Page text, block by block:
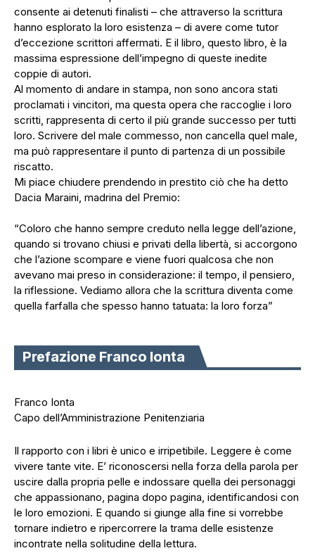
consente ai detenuti finalisti – che attraverso la scrittura
hanno esplorato la loro esistenza – di avere come tutor
d’eccezione scrittori affermati. E il libro, questo libro, è la
massima espressione dell’impegno di queste inedite
coppie di autori.
Al momento di andare in stampa, non sono ancora stati
proclamati i vincitori, ma questa opera che raccoglie i loro
scritti, rappresenta di certo il più grande successo per tutti
loro. Scrivere del male commesso, non cancella quel male,
ma può rappresentare il punto di partenza di un possibile
riscatto.
Mi piace chiudere prendendo in prestito ciò che ha detto
Dacia Maraini, madrina del Premio:
“Coloro che hanno sempre creduto nella legge dell’azione,
quando si trovano chiusi e privati della libertà, si accorgono
che l’azione scompare e viene fuori qualcosa che non
avevano mai preso in considerazione: il tempo, il pensiero,
la riflessione. Vediamo allora che la scrittura diventa come
quella farfalla che spesso hanno tatuata: la loro forza”
Prefazione Franco Ionta
Franco Ionta
Capo dell’Amministrazione Penitenziaria
Il rapporto con i libri è unico e irripetibile. Leggere è come
vivere tante vite. E’ riconoscersi nella forza della parola per
uscire dalla propria pelle e indossare quella dei personaggi
che appassionano, pagina dopo pagina, identificandosi con
le loro emozioni. E quando si giunge alla fine si vorrebbe
tornare indietro e ripercorrere la trama delle esistenze
incontrate nella solitudine della lettura.